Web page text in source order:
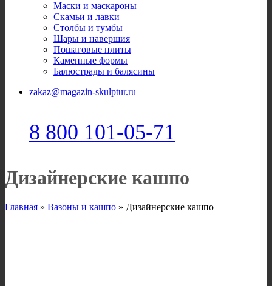
Маски и маскароны
Скамьи и лавки
Столбы и тумбы
Шары и навершия
Пошаговые плиты
Каменные формы
Балюстрады и балясины
zakaz@magazin-skulptur.ru
8 800 101-05-71
Дизайнерские кашпо
Главная » Вазоны и кашпо » Дизайнерские кашпо